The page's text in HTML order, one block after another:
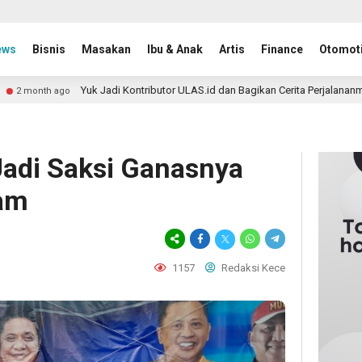
Bisnis Masakan Ibu & Anak Artis Finance
Jadi Kontributor ULAS.id dan Bagikan Cerita Perjalananmu ke Lebih
Saksi Ganasnya
1157 Redaksi Kece